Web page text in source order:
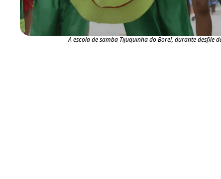
A escola de samba Tijuquinha do Borel, durante desfile